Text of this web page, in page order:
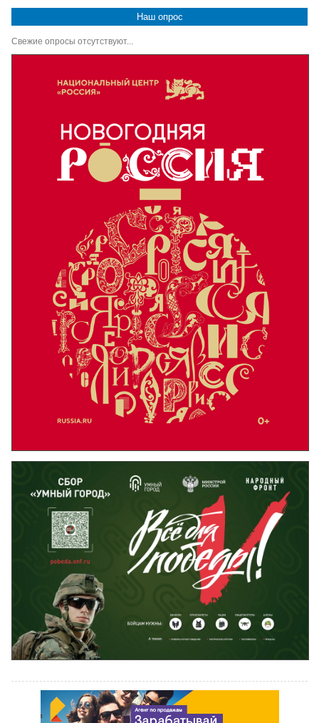
Наш опрос
Свежие опросы отсутствуют...